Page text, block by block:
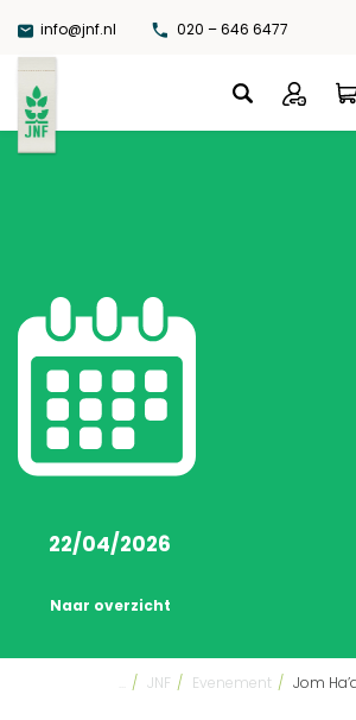
naar
de
inhoud
info@jnf.nl 020 – 646 6477
JNF
22/04/2026
Naar overzicht
/ JNF / Evenement / Jom